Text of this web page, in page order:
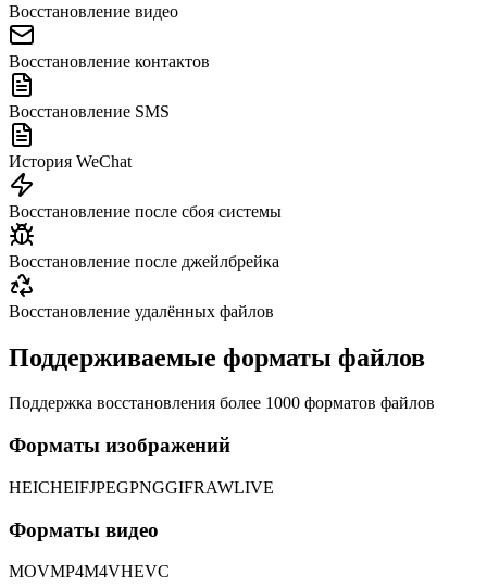
Восстановление видео
Восстановление контактов
Восстановление SMS
История WeChat
Восстановление после сбоя системы
Восстановление после джейлбрейка
Восстановление удалённых файлов
Поддерживаемые форматы файлов
Поддержка восстановления более 1000 форматов файлов
Форматы изображений
HEICHEIFJPEGPNGGIFRAWLIVE
Форматы видео
MOVMP4M4VHEVC